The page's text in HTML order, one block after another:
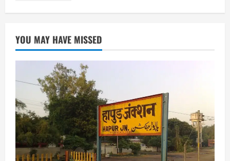
YOU MAY HAVE MISSED